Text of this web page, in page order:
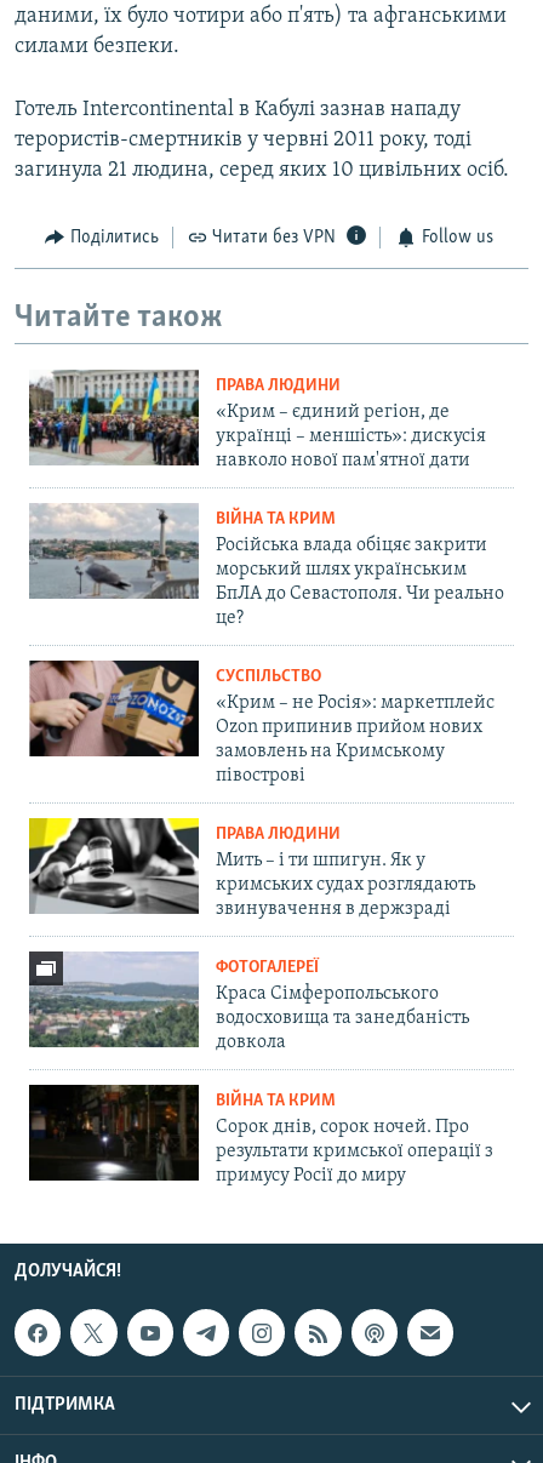
даними, їх було чотири або п'ять) та афганськими
силами безпеки.
Готель Intercontinental в Кабулі зазнав нападу
терористів-смертників у червні 2011 року, тоді
загинула 21 людина, серед яких 10 цивільних осіб.
Поділитись Читати без VPN Follow us
Читайте також
ПРАВА ЛЮДИНИ
«Крим – єдиний регіон, де
українці – меншість»: дискусія
навколо нової пам'ятної дати
ВІЙНА ТА КРИМ
Російська влада обіцяє закрити
морський шлях українським
БпЛА до Севастополя. Чи реально
це?
СУСПІЛЬСТВО
«Крим – не Росія»: маркетплейс
Ozon припинив прийом нових
замовлень на Кримському
півострові
ПРАВА ЛЮДИНИ
Мить – і ти шпигун. Як у
кримських судах розглядають
звинувачення в держзраді
ФОТОГАЛЕРЕЇ
Краса Сімферопольського
водосховища та занедбаність
довкола
ВІЙНА ТА КРИМ
Сорок днів, сорок ночей. Про
результати кримської операції з
примусу Росії до миру
ДОЛУЧАЙСЯ!
ПІДТРИМКА